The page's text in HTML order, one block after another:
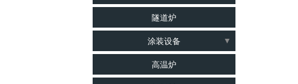
锂电池烤箱
二次硫化烤箱
电子行业烤箱
蒸汽烤箱
流水线
皮带线
爬坡线
倍速链线
隧道炉
涂装设备
涂装线
UV固化炉
高温炉